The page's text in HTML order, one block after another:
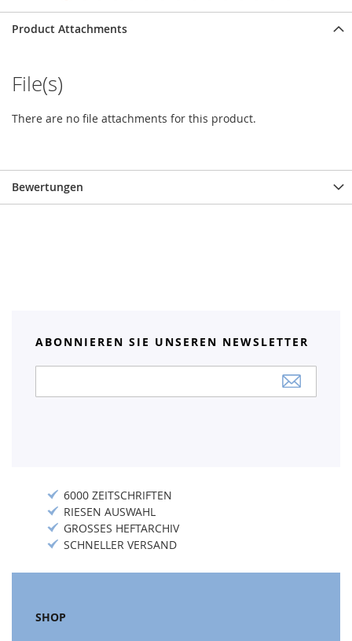
Product Attachments
File(s)
There are no file attachments for this product.
Bewertungen
ABONNIEREN SIE UNSEREN NEWSLETTER
Newsletter:
6000 ZEITSCHRIFTEN
RIESEN AUSWAHL
GROSSES HEFTARCHIV
SCHNELLER VERSAND
SHOP